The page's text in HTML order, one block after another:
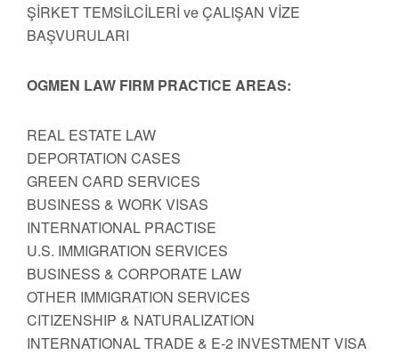
ŞİRKET TEMSİLCİLERİ ve ÇALIŞAN VİZE
BAŞVURULARI
OGMEN LAW FIRM PRACTICE AREAS:
REAL ESTATE LAW
DEPORTATION CASES
GREEN CARD SERVICES
BUSINESS & WORK VISAS
INTERNATIONAL PRACTISE
U.S. IMMIGRATION SERVICES
BUSINESS & CORPORATE LAW
OTHER IMMIGRATION SERVICES
CITIZENSHIP & NATURALIZATION
INTERNATIONAL TRADE & E-2 INVESTMENT VISA